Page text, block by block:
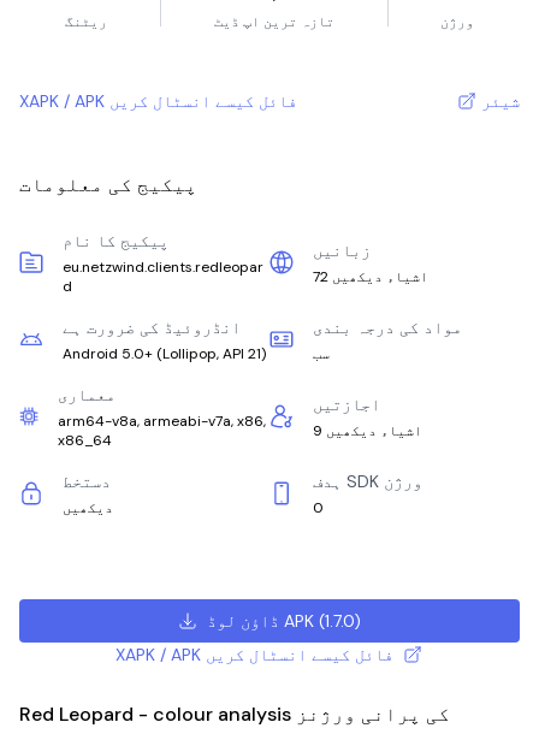
ریٹنگ تازہ ترین اپ ڈیٹ ورژن
XAPK / APK فائل کیسے انسٹال کریں شیئر
پیکیج کی معلومات
پیکیج کا نام
eu.netzwind.clients.redleopar
d
زبانیں
72 اشیاء دیکھیں
انڈروئیڈ کی ضرورت ہے
Android 5.0+ (Lollipop, API 21)
مواد کی درجہ بندی
سب
معماری
arm64-v8a, armeabi-v7a, x86,
x86_64
اجازتیں
9 اشیاء دیکھیں
دستخط
دیکھیں
ہدف SDK ورژن
0
ڈاؤن لوڈ APK(1.7.0)
XAPK / APK فائل کیسے انسٹال کریں
Red Leopard - colour analysis کی پرانی ورژنز